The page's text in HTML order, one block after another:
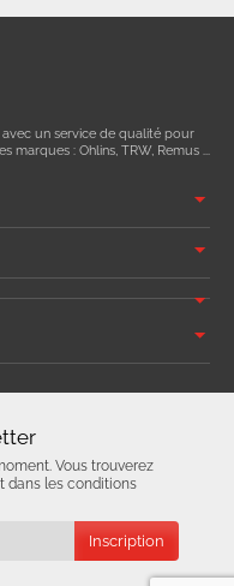
un service de qualité pour
: Ohlins, TRW, Remus ...
Vous trouverez
dans les conditions